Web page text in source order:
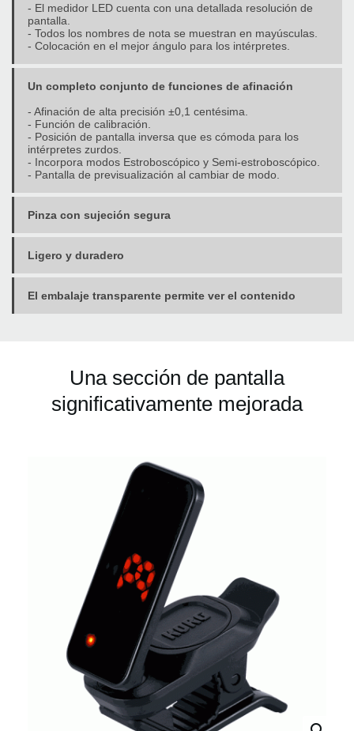
- El medidor LED cuenta con una detallada resolución de
pantalla.
- Todos los nombres de nota se muestran en mayúsculas.
- Colocación en el mejor ángulo para los intérpretes.
Un completo conjunto de funciones de afinación
- Afinación de alta precisión ±0,1 centésima.
- Función de calibración.
- Posición de pantalla inversa que es cómoda para los
intérpretes zurdos.
- Incorpora modos Estroboscópico y Semi-estroboscópico.
- Pantalla de previsualización al cambiar de modo.
Pinza con sujeción segura
Ligero y duradero
El embalaje transparente permite ver el contenido
Una sección de pantalla
significativamente mejorada